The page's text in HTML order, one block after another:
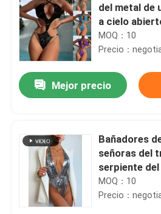
del metal de
a cielo
bañadores
MOQ：10
Precio：
Mejor precio
Bañadores
señoras del
serpiente
señoras
especiales
MOQ：10
Precio：